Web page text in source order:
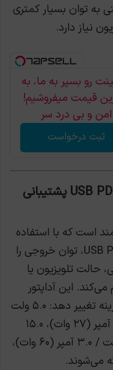
به توان بسیار کمتری
نیاز دارد.
رو بسپر به ما، به
قیمت میفروشیم!
امن و بی درد سر
ثبت درخواست
شارژر اصلی سوییچ ۲ از فناوری USB PD پشتیبانی
هوشمند است که با استفاده
از پروتکل USB Power Delivery (PD) 3.0، توان خروجی را
تلویزیون یا
این آداپتور
می‌تواند خروجی خود را بین چهار گزینه تغییر دهد: ۵.۰ ولت
/ ۳.۰ آمپر (۱۵ وات)، ۹.۰ ولت / ۳.۰ آمپر (۲۷ وات)، ۱۵.۰
ولت / ۳.۰ آمپر (۴۵ وات) یا ۲۰.۰ ولت / ۳.۰ آمپر (۶۰ وات)،